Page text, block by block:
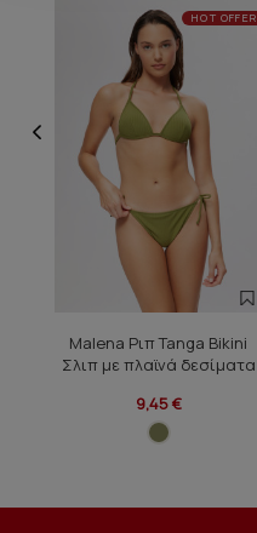
HOT OFFER
Malena Ριπ Tanga Bikini
Σλιπ με πλαϊνά δεσίματα
9,45 €